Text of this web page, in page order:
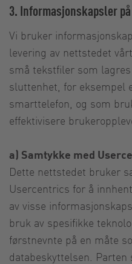
3. Informasjonskapsler
Vi bruker
levering av nettstedet
små tekstfiler som
sluttenhet, for eksempel
smarttelefon, og som
effektivisere
a) Samtykke med
Dette nettstedet bruker
Usercentrics for å
av visse
bruk av spesifikke
førstnevnte på en måte
databeskyttelsen.